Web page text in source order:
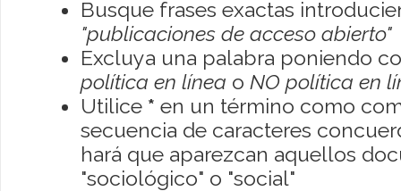
Busque frases exactas
"publicaciones de acceso abierto"
Excluya una palabra poniendo
política en línea o NO política en
Utilice * en un término como
secuencia de caracteres
hará que aparezcan aquellos
"sociológico" o "social"